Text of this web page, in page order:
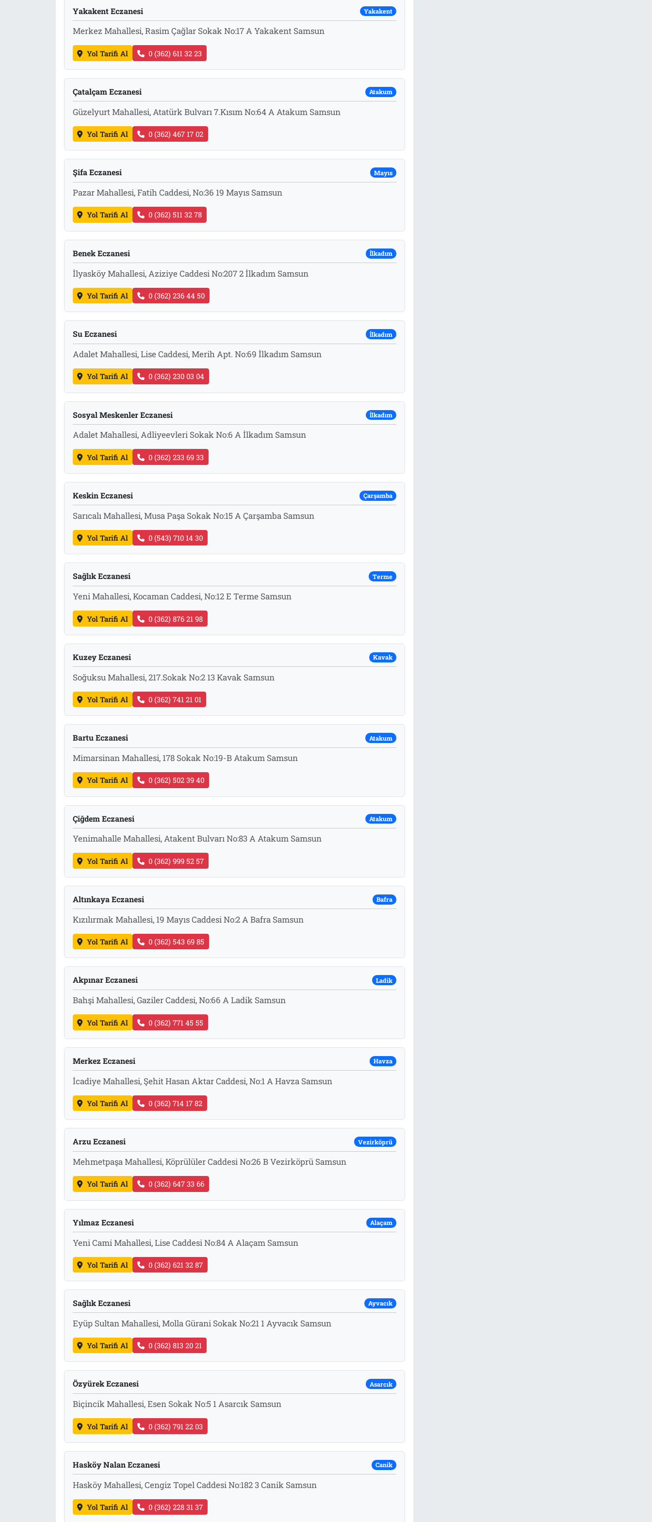
Yakakent Eczanesi Yakakent
Merkez Mahallesi, Rasim Çağlar Sokak No:17 A Yakakent Samsun
Yol Tarifi Al 0 (362) 611 32 23
Çatalçam Eczanesi Atakum
Güzelyurt Mahallesi, Atatürk Bulvarı 7.Kısım No:64 A Atakum Samsun
Yol Tarifi Al 0 (362) 467 17 02
Şifa Eczanesi Mayıs
Pazar Mahallesi, Fatih Caddesi, No:36 19 Mayıs Samsun
Yol Tarifi Al 0 (362) 511 32 78
Benek Eczanesi İlkadım
İlyasköy Mahallesi, Aziziye Caddesi No:207 2 İlkadım Samsun
Yol Tarifi Al 0 (362) 236 44 50
Su Eczanesi İlkadım
Adalet Mahallesi, Lise Caddesi, Merih Apt. No:69 İlkadım Samsun
Yol Tarifi Al 0 (362) 230 03 04
Sosyal Meskenler Eczanesi İlkadım
Adalet Mahallesi, Adliyeevleri Sokak No:6 A İlkadım Samsun
Yol Tarifi Al 0 (362) 233 69 33
Keskin Eczanesi Çarşamba
Sarıcalı Mahallesi, Musa Paşa Sokak No:15 A Çarşamba Samsun
Yol Tarifi Al 0 (543) 710 14 30
Sağlık Eczanesi Terme
Yeni Mahallesi, Kocaman Caddesi, No:12 E Terme Samsun
Yol Tarifi Al 0 (362) 876 21 98
Kuzey Eczanesi Kavak
Soğuksu Mahallesi, 217.Sokak No:2 13 Kavak Samsun
Yol Tarifi Al 0 (362) 741 21 01
Bartu Eczanesi Atakum
Mimarsinan Mahallesi, 178 Sokak No:19-B Atakum Samsun
Yol Tarifi Al 0 (362) 502 39 40
Çiğdem Eczanesi Atakum
Yenimahalle Mahallesi, Atakent Bulvarı No:83 A Atakum Samsun
Yol Tarifi Al 0 (362) 999 52 57
Altınkaya Eczanesi Bafra
Kızılırmak Mahallesi, 19 Mayıs Caddesi No:2 A Bafra Samsun
Yol Tarifi Al 0 (362) 543 69 85
Akpınar Eczanesi Ladik
Bahşi Mahallesi, Gaziler Caddesi, No:66 A Ladik Samsun
Yol Tarifi Al 0 (362) 771 45 55
Merkez Eczanesi Havza
İcadiye Mahallesi, Şehit Hasan Aktar Caddesi, No:1 A Havza Samsun
Yol Tarifi Al 0 (362) 714 17 82
Arzu Eczanesi Vezirköprü
Mehmetpaşa Mahallesi, Köprülüler Caddesi No:26 B Vezirköprü Samsun
Yol Tarifi Al 0 (362) 647 33 66
Yılmaz Eczanesi Alaçam
Yeni Cami Mahallesi, Lise Caddesi No:84 A Alaçam Samsun
Yol Tarifi Al 0 (362) 621 32 87
Sağlık Eczanesi Ayvacık
Eyüp Sultan Mahallesi, Molla Gürani Sokak No:21 1 Ayvacık Samsun
Yol Tarifi Al 0 (362) 813 20 21
Özyürek Eczanesi Asarcık
Biçincik Mahallesi, Esen Sokak No:5 1 Asarcık Samsun
Yol Tarifi Al 0 (362) 791 22 03
Hasköy Nalan Eczanesi Canik
Hasköy Mahallesi, Cengiz Topel Caddesi No:182 3 Canik Samsun
Yol Tarifi Al 0 (362) 228 31 37